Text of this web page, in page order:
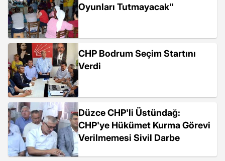
Oyunları Tutmayacak"
CHP Bodrum Seçim Startını
Verdi
Düzce CHP'li Üstündağ:
CHP'ye Hükümet Kurma Görevi
Verilmemesi Sivil Darbe